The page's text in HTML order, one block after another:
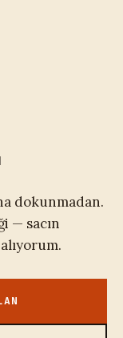
dokunmadan.
— sacın